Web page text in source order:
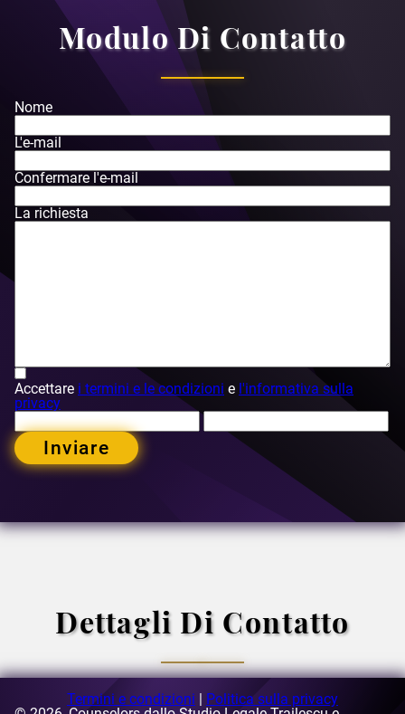
Modulo Di Contatto
Nome
L'e-mail
Confermare l'e-mail
La richiesta
Accettare i termini e le condizioni e l'informativa sulla
privacy
Inviare
Dettagli Di Contatto
Termini e condizioni | Politica sulla privacy